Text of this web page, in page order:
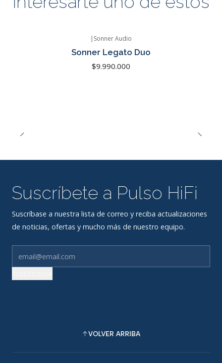
| Sonner Audio
Sonner Legato Duo
$9.990.000
Suscríbete a Pulso HiFi
Suscríbase a nuestra lista de correo y reciba actualizaciones
de noticias, ofertas y mucho más de nuestro equipo.
VOLVER ARRIBA